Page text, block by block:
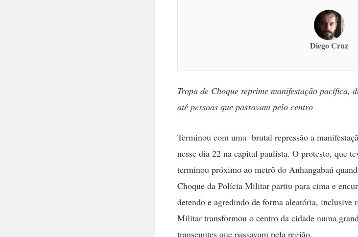
Diego Cruz
Tropa de Choque reprime manifestação pacífica,
até pessoas que passavam pelo centro
Terminou com uma brutal repressão a
nesse dia 22 na capital paulista. O protesto, que
terminou próximo ao metrô do Anhangabaú
Choque da Polícia Militar partiu para cima e
detendo e agredindo de forma aleatória, inclusive
Militar transformou o centro da cidade numa
transeuntes que passavam pela região.